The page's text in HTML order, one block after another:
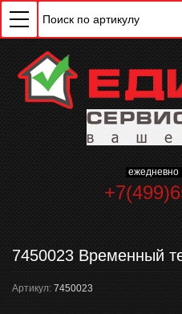
7450023 Временный
Артикул: 7450023
ChatApp
online
Мессенджеры
Свяжитесь с нами через
мессенджер!